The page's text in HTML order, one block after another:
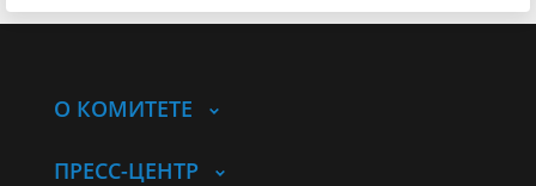
О КОМИТЕТЕ
ПРЕСС-ЦЕНТР